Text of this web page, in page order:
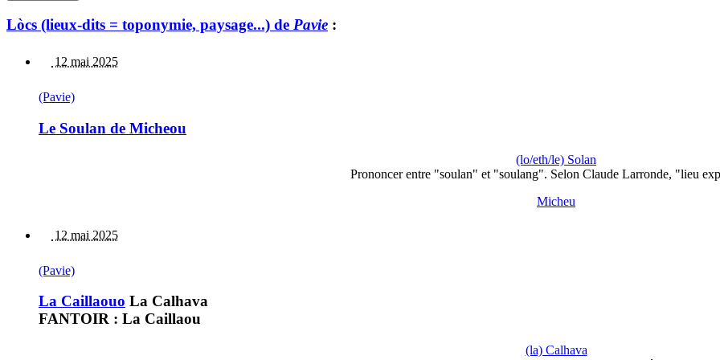
Lòcs (lieux-dits = toponymie, paysage...) de Pavie :
12 mai 2025
(Pavie)
Le Soulan de Micheou
(lo/eth/le) Solan
Prononcer entre "soulan" et "soulang". Selon Claude Larronde, "lieu
Micheu
12 mai 2025
(Pavie)
La Caillaouo La Calhava
FANTOIR : La Caillaou
(la) Calhava